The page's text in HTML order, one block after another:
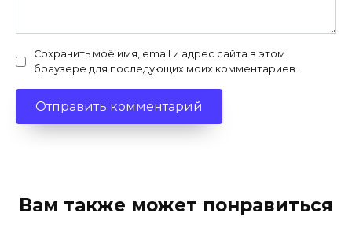
Сохранить моё имя, email и адрес сайта в этом
браузере для последующих моих комментариев.
Вам также может понравиться